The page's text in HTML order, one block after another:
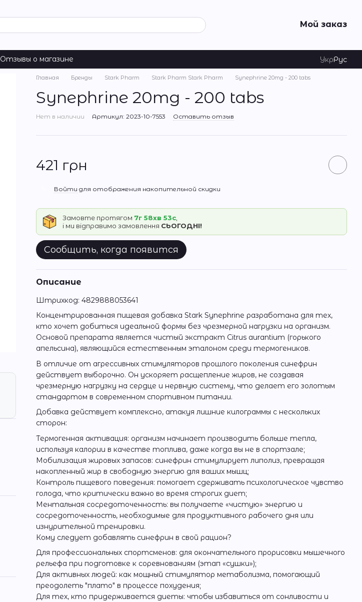
Мой заказ
Отзывы о магазине УкрРус
Главная Бренды Stark Pharm Stark Pharm Stark Pharm Synephrine 20mg - 200 tabs
Synephrine 20mg - 200 tabs
Нет в наличии Артикул: 2023-10-7553 Оставить отзыв
421 грн
Войти для отображения накопительной скидки
Замовте протягом 7г 58хв 53с
і ми відправимо замовлення СЬОГОДНІ!
Сообщить, когда появится
Описание
Штрихкод: 4829888053641
Концентрированная пищевая добавка Stark Synephrine разработана для тех,
кто хочет добиться идеальной формы без чрезмерной нагрузки на организм.
Основой препарата является чистый экстракт Citrus aurantium (горького
апельсина), являющийся естественным эталоном среди термогеников.
В отличие от агрессивных стимуляторов прошлого поколения синефрин
действует выборочно. Он ускоряет расщепление жиров, не создавая
чрезмерную нагрузку на сердце и нервную систему, что делает его золотым
стандартом в современном спортивном питании.
Добавка действует комплексно, атакуя лишние килограммы с нескольких
сторон:
Термогенная активация: организм начинает производить больше тепла,
используя калории в качестве топлива, даже когда вы не в спортзале;
Мобилизация жировых запасов: синефрин стимулирует липолиз, превращая
накопленный жир в свободную энергию для ваших мышц;
Контроль пищевого поведения: помогает сдерживать психологическое чувство
голода, что критически важно во время строгих диет;
Ментальная сосредоточенность: вы получаете «чистую» энергию и
сосредоточенность, необходимые для продуктивного рабочего дня или
изнурительной тренировки.
Кому следует добавлять синефрин в свой рацион?
Для профессиональных спортсменов: для окончательного прорисовки мышечного
рельефа при подготовке к соревнованиям (этап «сушки»);
Для активных людей: как мощный стимулятор метаболизма, помогающий
преодолеть "плато" в процессе похудения;
Для тех, кто придерживается диеты: чтобы избавиться от сонливости и